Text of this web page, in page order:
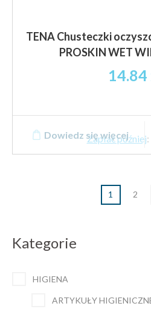
Kategorie
HIGIENA
ARTYKUŁY
TENA Chusteczki
PROSKIN WET
14.84
Zapłać później:
Dowiedz się więcej
1 2